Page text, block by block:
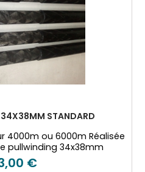
34X38MM STANDARD
4000m ou 6000m Réalisée
pullwinding 34x38mm
€